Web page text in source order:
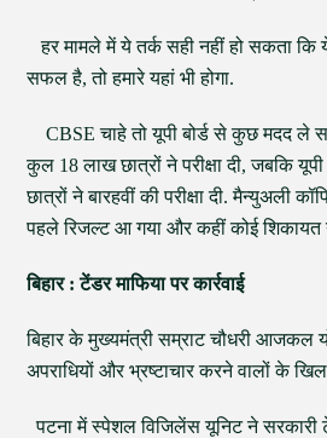
हर मामले में ये तर्क सही नहीं हो सकता कि
सफल है, तो हमारे यहां भी होगा.
CBSE चाहे तो यूपी बोर्ड से कुछ मदद ले
कुल 18 लाख छात्रों ने परीक्षा दी, जबकि
छात्रों ने बारहवीं की परीक्षा दी. मैन्युअली
पहले रिजल्ट आ गया और कहीं कोई शिकायत
बिहार : टेंडर माफिया पर कार्रवाई
बिहार के मुख्यमंत्री सम्राट चौधरी आजकल
अपराधियों और भ्रष्टाचार करने वालों के
पटना में स्पेशल विजिलेंस यूनिट ने सरकारी